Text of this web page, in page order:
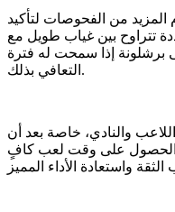
المزيد من الفحوصات لتأكيد
تتراوح بين غياب طويل مع
برشلونة إذا سمحت له فترة
التعافي بذلك.
والنادي، خاصة بعد أن
الحصول على وقت لعب كافٍ